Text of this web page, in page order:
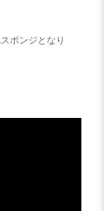
ポンジとなり